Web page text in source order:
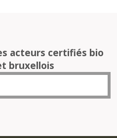
acteurs certifiés bio
bruxellois